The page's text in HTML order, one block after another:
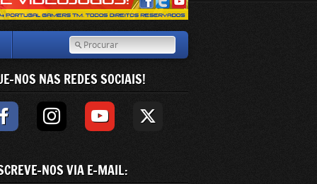
NOS NAS REDES SOCIAIS!
NOS VIA E-MAIL: